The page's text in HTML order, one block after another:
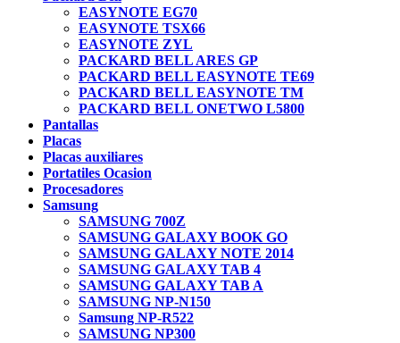
EASYNOTE EG70
EASYNOTE TSX66
EASYNOTE ZYL
PACKARD BELL ARES GP
PACKARD BELL EASYNOTE TE69
PACKARD BELL EASYNOTE TM
PACKARD BELL ONETWO L5800
Pantallas
Placas
Placas auxiliares
Portatiles Ocasion
Procesadores
Samsung
SAMSUNG 700Z
SAMSUNG GALAXY BOOK GO
SAMSUNG GALAXY NOTE 2014
SAMSUNG GALAXY TAB 4
SAMSUNG GALAXY TAB A
SAMSUNG NP-N150
Samsung NP-R522
SAMSUNG NP300